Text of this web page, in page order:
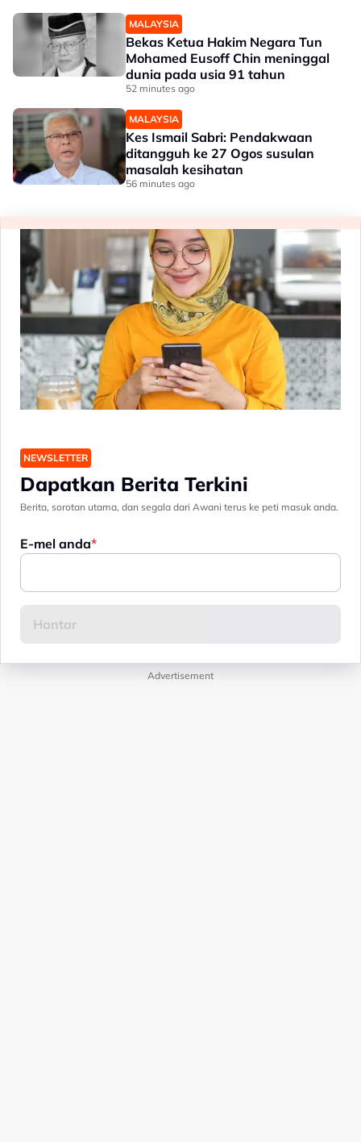
MALAYSIA
Bekas Ketua Hakim Negara Tun
Mohamed Eusoff Chin meninggal
dunia pada usia 91 tahun
52 minutes ago
MALAYSIA
Kes Ismail Sabri: Pendakwaan
ditangguh ke 27 Ogos susulan
masalah kesihatan
56 minutes ago
NEWSLETTER
Dapatkan Berita Terkini
Berita, sorotan utama, dan segala dari Awani terus ke peti masuk anda.
E-mel anda
Advertisement